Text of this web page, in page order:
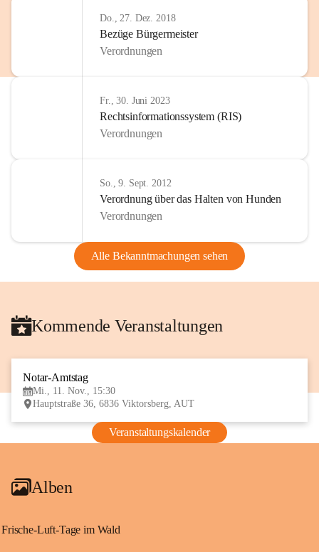
Do., 27. Dez. 2018
Bezüge Bürgermeister
Verordnungen
Fr., 30. Juni 2023
Rechtsinformationssystem (RIS)
Verordnungen
So., 9. Sept. 2012
Verordnung über das Halten von Hunden
Verordnungen
Alle Bekanntmachungen sehen
Kommende Veranstaltungen
Notar-Amtstag
Mi., 11. Nov., 15:30
Hauptstraße 36, 6836 Viktorsberg, AUT
Veranstaltungskalender
Alben
Frische-Luft-Tage im Wald